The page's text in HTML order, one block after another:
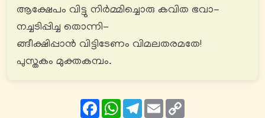
ആക്ഷേപം വിട്ടു നിർമ്മിച്ചൊരു കവിത ഭവാ-
നച്ചടിപ്പിച്ച തൊന്നി-
ങ്ങീക്ഷിപ്പാൻ വിട്ടിടേണം വിമലതരമതേ!
പുസ്തകം മുക്തകമ്പം.
FacebookWhatsAppTelegram
Email